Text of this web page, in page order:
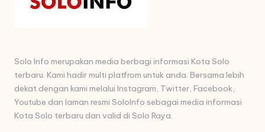
Solo Info merupakan media berbagi informasi Kota Solo
terbaru. Kami hadir multi platfrom untuk anda. Bersama lebih
dekat dengan kami melalui Instagram, Twitter, Facebook,
Youtube dan laman resmi SoloInfo sebagai media informasi
Kota Solo terbaru dan valid di Solo Raya.